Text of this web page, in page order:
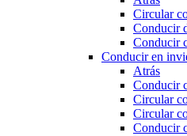
Circular
Conducir
Conducir
Conducir en
Atrás
Conducir
Circular
Circular
Conducir